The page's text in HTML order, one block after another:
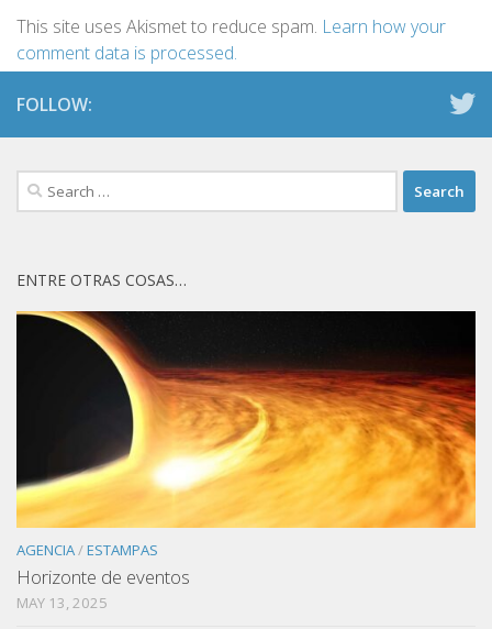
This site uses Akismet to reduce spam. Learn how your
comment data is processed.
FOLLOW:
Search
for:
ENTRE OTRAS COSAS…
AGENCIA/ESTAMPAS
Horizonte de eventos
MAY 13, 2025